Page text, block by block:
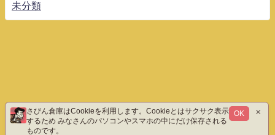
未分類
さびん倉庫はCookieを利用します。Cookieとはサクサク表示
するため みなさんのパソコンやスマホの中にだけ保存される
ものです。
OK ×